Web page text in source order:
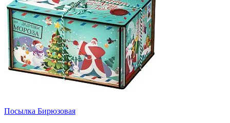
Посылка Бирюзовая